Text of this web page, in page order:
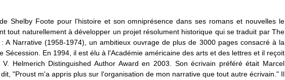
Shelby Foote pour l'histoire et son omniprésence dans ses romans et nouvelles le
tout naturellement à développer un projet résolument historique qui se traduit par The
: A Narrative (1958-1974), un ambitieux ouvrage de plus de 3000 pages consacré à la
Sécession. En 1994, il est élu à l'Académie américaine des arts et des lettres et il reçoit
V. Helmerich Distinguished Author Award en 2003. Son écrivain préféré était Marcel
"Proust m'a appris plus sur l'organisation de mon narrative que tout autre écrivain." Il